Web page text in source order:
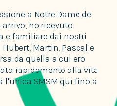
a Notre Dame de
arrivo, ho ricevuto
e familiare dai nostri
Martin, Pascal e
da quella a cui ero
rapidamente alla vita
l'unica SMSM qui fino a